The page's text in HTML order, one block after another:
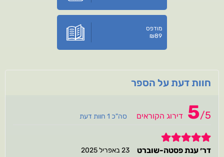
מודפס
₪89
חוות דעת על הספר
5/5 דירוג הקוראים סה"כ 1 חוות דעת
5
דר׳ ענת פסטה-שוברט
23 באפריל 2025